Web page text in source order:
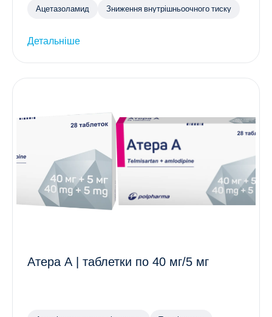
Ацетазоламид Зниження внутрішньоочного тиску
Детальніше
Атера А | таблетки по 40 мг/5 мг